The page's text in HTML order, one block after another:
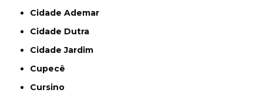
Cidade Ademar
Cidade Dutra
Cidade Jardim
Cupecê
Cursino